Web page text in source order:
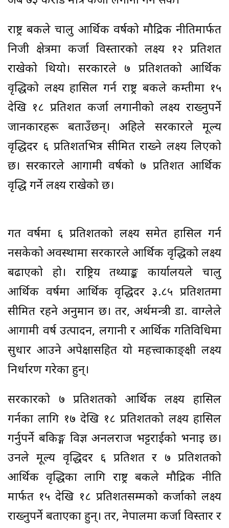
राष्ट्र बैंकले चालु आर्थिक वर्षको मौद्रिक नीतिमार्फत
निजी क्षेत्रमा कर्जा विस्तारको लक्ष्य १२ प्रतिशत
राखेको थियो। सरकारले ७ प्रतिशतको आर्थिक
वृद्धिको लक्ष्य हासिल गर्न राष्ट्र बैंकले कम्तीमा १५
देखि १८ प्रतिशत कर्जा लगानीको लक्ष्य राख्नुपर्ने
जानकारहरू बताउँछन्। अहिले सरकारले मूल्य
वृद्धिदर ६ प्रतिशतभित्र सीमित राख्ने लक्ष्य लिएको
छ। सरकारले आगामी वर्षको ७ प्रतिशत आर्थिक
वृद्धि गर्ने लक्ष्य राखेको छ।
गत वर्षमा ६ प्रतिशतको लक्ष्य समेत हासिल गर्न
नसकेको अवस्थामा सरकारले आर्थिक वृद्धिको लक्ष्य
बढाएको हो। राष्ट्रिय तथ्याङ्क कार्यालयले चालु
आर्थिक वर्षमा आर्थिक वृद्धिदर ३.८५ प्रतिशतमा
सीमित रहने अनुमान छ। तर, अर्थमन्त्री डा. वाग्लेले
आगामी वर्ष उत्पादन, लगानी र आर्थिक गतिविधिमा
सुधार आउने अपेक्षासहित यो महत्त्वाकाङ्क्षी लक्ष्य
निर्धारण गरेका हुन्।
सरकारको ७ प्रतिशतको आर्थिक लक्ष्य हासिल
गर्नका लागि १७ देखि १८ प्रतिशतको लक्ष्य हासिल
गर्नुपर्ने बैंकिङ्ग विज्ञ अनलराज भट्टराईको भनाइ छ।
उनले मूल्य वृद्धिदर ६ प्रतिशत र ७ प्रतिशतको
आर्थिक वृद्धिका लागि राष्ट्र बैंकले मौद्रिक नीति
मार्फत १५ देखि १८ प्रतिशतसम्मको कर्जाको लक्ष्य
राख्नुपर्ने बताएका हुन्। तर, नेपालमा कर्जा विस्तार र